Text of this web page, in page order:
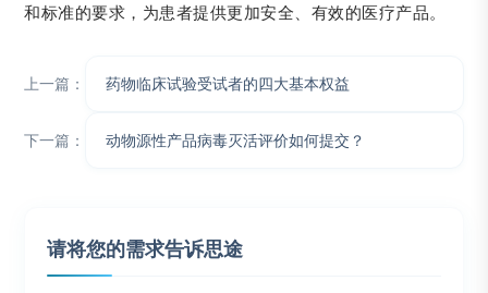
和标准的要求，为患者提供更加安全、有效的医疗产品。
上一篇： 药物临床试验受试者的四大基本权益
下一篇： 动物源性产品病毒灭活评价如何提交？
请将您的需求告诉思途